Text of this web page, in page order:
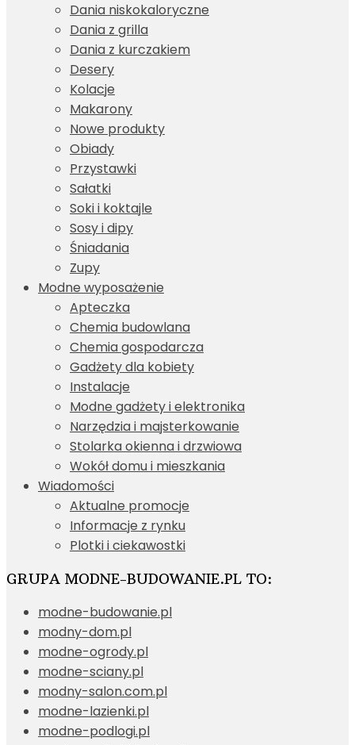
Dania niskokaloryczne
Dania z grilla
Dania z kurczakiem
Desery
Kolacje
Makarony
Nowe produkty
Obiady
Przystawki
Sałatki
Soki i koktajle
Sosy i dipy
Śniadania
Zupy
Modne wyposażenie
Apteczka
Chemia budowlana
Chemia gospodarcza
Gadżety dla kobiety
Instalacje
Modne gadżety i elektronika
Narzędzia i majsterkowanie
Stolarka okienna i drzwiowa
Wokół domu i mieszkania
Wiadomości
Aktualne promocje
Informacje z rynku
Plotki i ciekawostki
GRUPA MODNE-BUDOWANIE.PL TO:
modne-budowanie.pl
modny-dom.pl
modne-ogrody.pl
modne-sciany.pl
modny-salon.com.pl
modne-lazienki.pl
modne-podlogi.pl